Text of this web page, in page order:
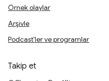
Örnek olaylar
Arşivle
Podcast'ler ve programlar
Takip et